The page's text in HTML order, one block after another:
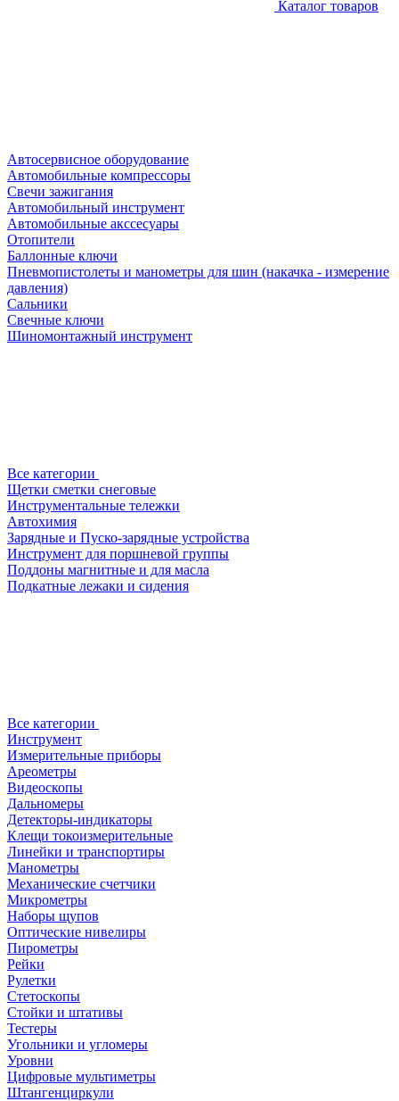
Каталог товаров
Автосервисное оборудование
Автомобильные компрессоры
Свечи зажигания
Автомобильный инструмент
Автомобильные акссесуары
Отопители
Баллонные ключи
Пневмопистолеты и манометры для шин (накачка - измерение
давления)
Сальники
Свечные ключи
Шиномонтажный инструмент
Все категории
Щетки сметки снеговые
Инструментальные тележки
Автохимия
Зарядные и Пуско-зарядные устройства
Инструмент для поршневой группы
Поддоны магнитные и для масла
Подкатные лежаки и сидения
Все категории
Инструмент
Измерительные приборы
Ареометры
Видеоскопы
Дальномеры
Детекторы-индикаторы
Клещи токоизмерительные
Линейки и транспортиры
Манометры
Механические счетчики
Микрометры
Наборы щупов
Оптические нивелиры
Пирометры
Рейки
Рулетки
Стетоскопы
Стойки и штативы
Тестеры
Угольники и угломеры
Уровни
Цифровые мультиметры
Штангенциркули